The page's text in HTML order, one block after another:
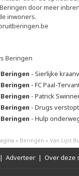
door meer
inwoners.
Beringen
Beringen - Sierlijke
Beringen - FC Paal-
Beringen - Patrick
Beringen - Drugs
Beringen - Hulp
» Beringen » Van Lijst
| Adverteer | Over deze